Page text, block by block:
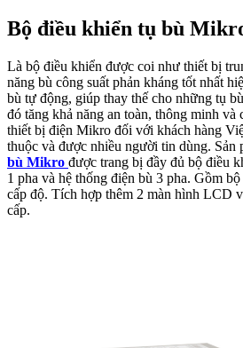
Bộ điều khiển tụ bù
Là bộ điều khiển được coi như thiết bị
năng bù công suất phản kháng tốt nhất
bù tự động, giúp thay thế cho những tụ
đó tăng khả năng an toàn, thông minh
thiết bị điện Mikro đối với khách hàng
thuộc và được nhiều người tin dùng. Sản
bù Mikro được trang bị đầy đủ bộ điều
1 pha và hệ thống điện bù 3 pha. Gồm
cấp độ. Tích hợp thêm 2 màn hình LCD
cấp.